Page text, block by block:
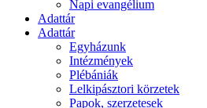
Napi evangélium
Adattár
Adattár
Egyházunk
Intézmények
Plébániák
Lelkipásztori körzetek
Papok, szerzetesek